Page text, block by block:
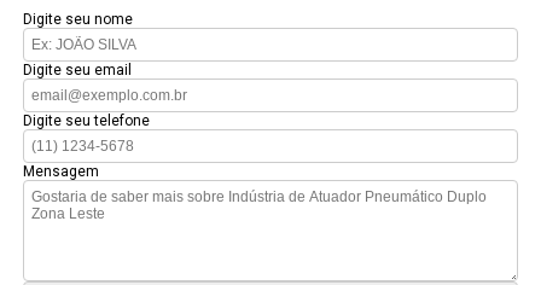
Digite seu nome
Digite seu email
Digite seu telefone
Mensagem